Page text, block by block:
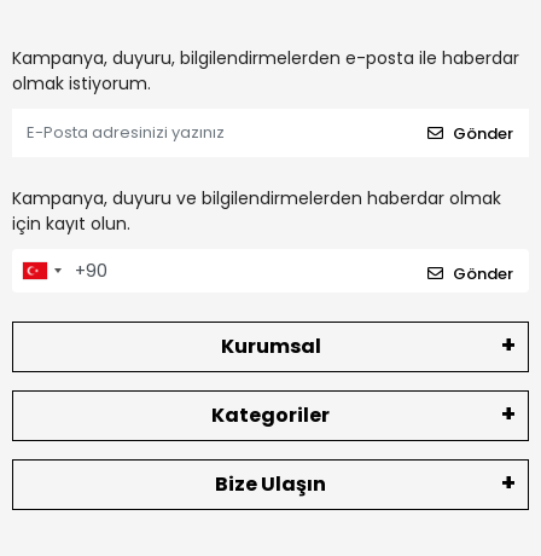
Kampanya, duyuru, bilgilendirmelerden e-posta ile haberdar
olmak istiyorum.
Gönder
Kampanya, duyuru ve bilgilendirmelerden haberdar olmak
için kayıt olun.
Gönder
Kurumsal
Kategoriler
Bize Ulaşın